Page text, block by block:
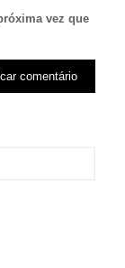
vez que